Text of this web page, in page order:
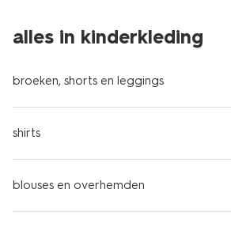
alles in kinderkleding
broeken, shorts en leggings
shirts
blouses en overhemden